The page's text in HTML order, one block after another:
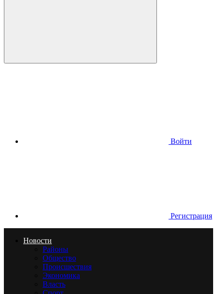
Войти
Регистрация
Новости
Районы
Общество
Происшествия
Экономика
Власть